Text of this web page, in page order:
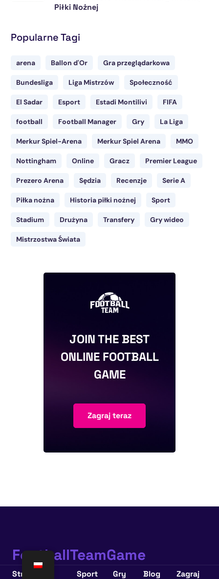
Piłki Nożnej
Popularne Tagi
arena Ballon d'Or Gra przeglądarkowa
Bundesliga Liga Mistrzów Społeczność
El Sadar Esport Estadi Montilivi FIFA
football Football Manager Gry La Liga
Merkur Spiel-Arena Merkur Spiel Arena MMO
Nottingham Online Gracz Premier League
Prezero Arena Sędzia Recenzje Serie A
Piłka nożna Historia piłki nożnej Sport
Stadium Drużyna Transfery Gry wideo
Mistrzostwa Świata
JOIN THE BEST
ONLINE FOOTBALL
GAME
Zagraj teraz
FootballTeamGame
Strona Sport Gry Blog Zagraj